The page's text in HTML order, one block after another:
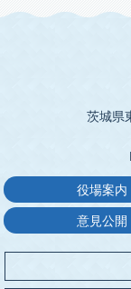
茨城県
役場案内
意見公開